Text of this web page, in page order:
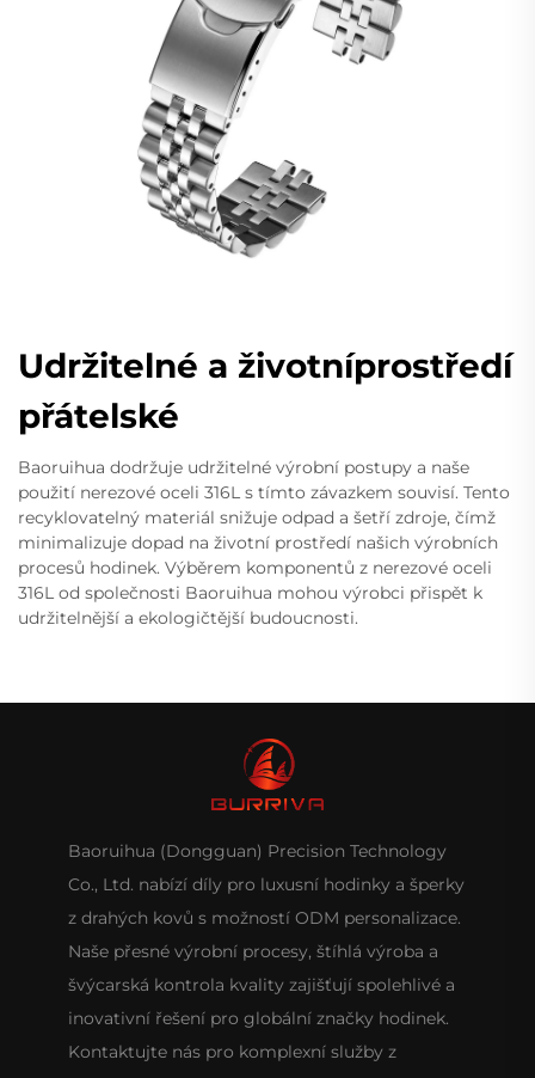
Udržitelné a životníprostředí
přátelské
Baoruihua dodržuje udržitelné výrobní postupy a naše
použití nerezové oceli 316L s tímto závazkem souvisí. Tento
recyklovatelný materiál snižuje odpad a šetří zdroje, čímž
minimalizuje dopad na životní prostředí našich výrobních
procesů hodinek. Výběrem komponentů z nerezové oceli
316L od společnosti Baoruihua mohou výrobci přispět k
udržitelnější a ekologičtější budoucnosti.
Baoruihua (Dongguan) Precision Technology
Co., Ltd. nabízí díly pro luxusní hodinky a šperky
z drahých kovů s možností ODM personalizace.
Naše přesné výrobní procesy, štíhlá výroba a
švýcarská kontrola kvality zajišťují spolehlivé a
inovativní řešení pro globální značky hodinek.
Kontaktujte nás pro komplexní služby z